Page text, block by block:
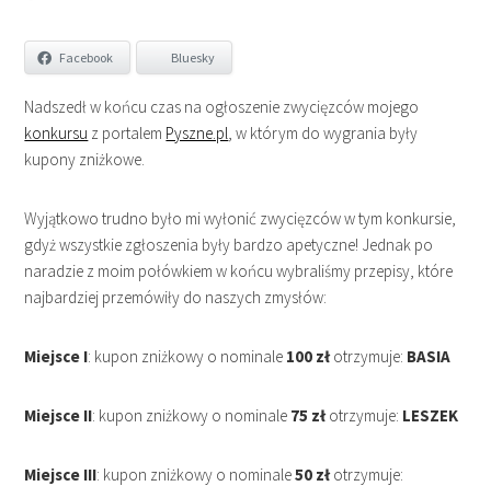
Facebook Bluesky
Nadszedł w końcu czas na ogłoszenie zwycięzców mojego
konkursu z portalem Pyszne.pl, w którym do wygrania były
kupony zniżkowe.
Wyjątkowo trudno było mi wyłonić zwycięzców w tym konkursie,
gdyż wszystkie zgłoszenia były bardzo apetyczne! Jednak po
naradzie z moim połówkiem w końcu wybraliśmy przepisy, które
najbardziej przemówiły do naszych zmysłów:
Miejsce I: kupon zniżkowy o nominale 100 złotrzymuje: BASIA
Miejsce II: kupon zniżkowy o nominale 75 złotrzymuje: LESZEK
Miejsce III: kupon zniżkowy o nominale50 złotrzymuje: